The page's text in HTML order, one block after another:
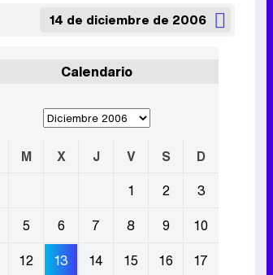
14 de diciembre de 2006
Calendario
M X J V S
D
1
2
3
5 6 7 8 9
10
12 13 14 15 16
17